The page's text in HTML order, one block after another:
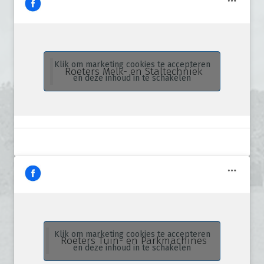
Roeters Melk- en Staltechniek
Klik om marketing cookies te accepteren
en deze inhoud in te schakelen
Roeters Tuin- en Parkmachines
Klik om marketing cookies te accepteren
en deze inhoud in te schakelen